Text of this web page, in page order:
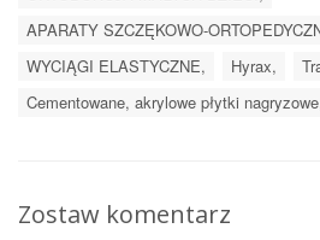
APARATY SZCZĘKOWO-
WYCIĄGI ELASTYCZNE,
Hyrax,
Cementowane, akrylowe płytki
Zostaw komentarz